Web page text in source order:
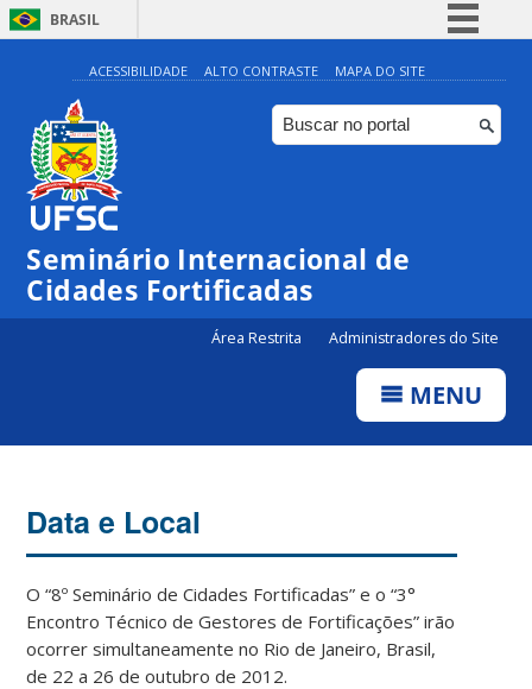
BRASIL
Simplifique!
Comunica BR
Participe
Canais
ACESSIBILIDADE ALTO CONTRASTE MAPA DO SITE
Seminário Internacional de
Cidades Fortificadas
Área Restrita Administradores do Site
MENU
Data e Local
O “8º Seminário de Cidades Fortificadas” e o “3°
Encontro Técnico de Gestores de Fortificações” irão
ocorrer simultaneamente no Rio de Janeiro, Brasil,
de 22 a 26 de outubro de 2012.